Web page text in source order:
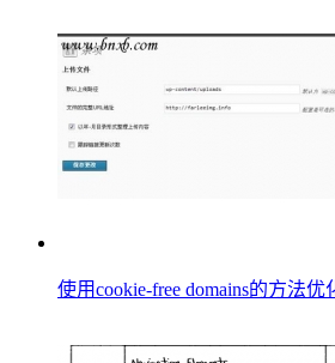
使用cookie-free domains的方法优